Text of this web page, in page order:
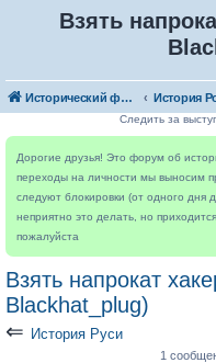
Взять
Исторический форум История
Следить за
Дорогие друзья! Это форум об
переходы на личности мы выносим
следуют блокировки (от одного
неприятно это делать, но
пожалуйста
Взять напрокат
Blackhat_plug)
⇐ История Руси
1